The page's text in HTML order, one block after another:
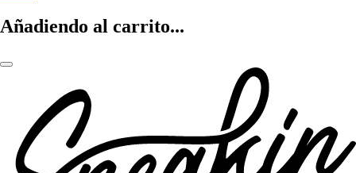
Añadiendo al carrito...